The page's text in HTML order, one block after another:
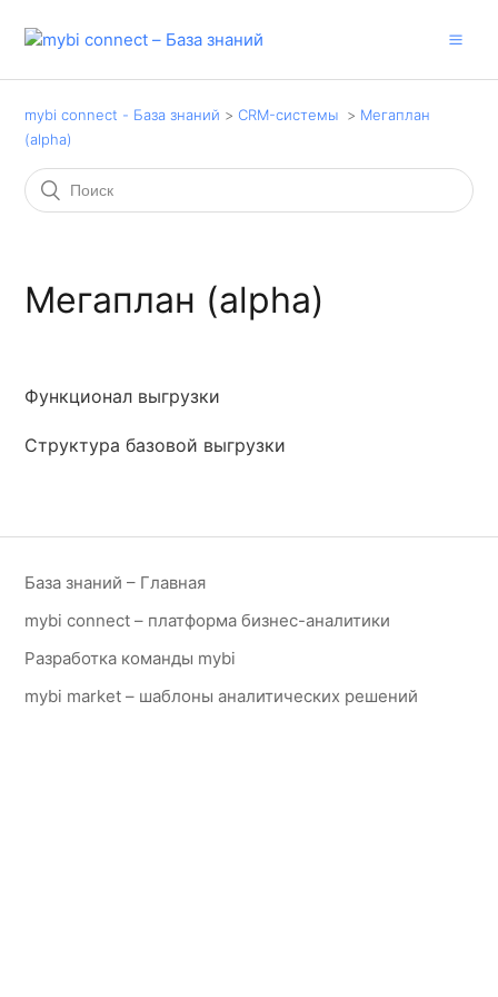
mybi connect - База знаний CRM-системы
Мегаплан
(alpha)
Мегаплан (alpha)
Функционал выгрузки
Структура базовой выгрузки
База знаний – Главная
mybi connect – платформа бизнес-аналитики
Разработка команды mybi
mybi market – шаблоны аналитических решений